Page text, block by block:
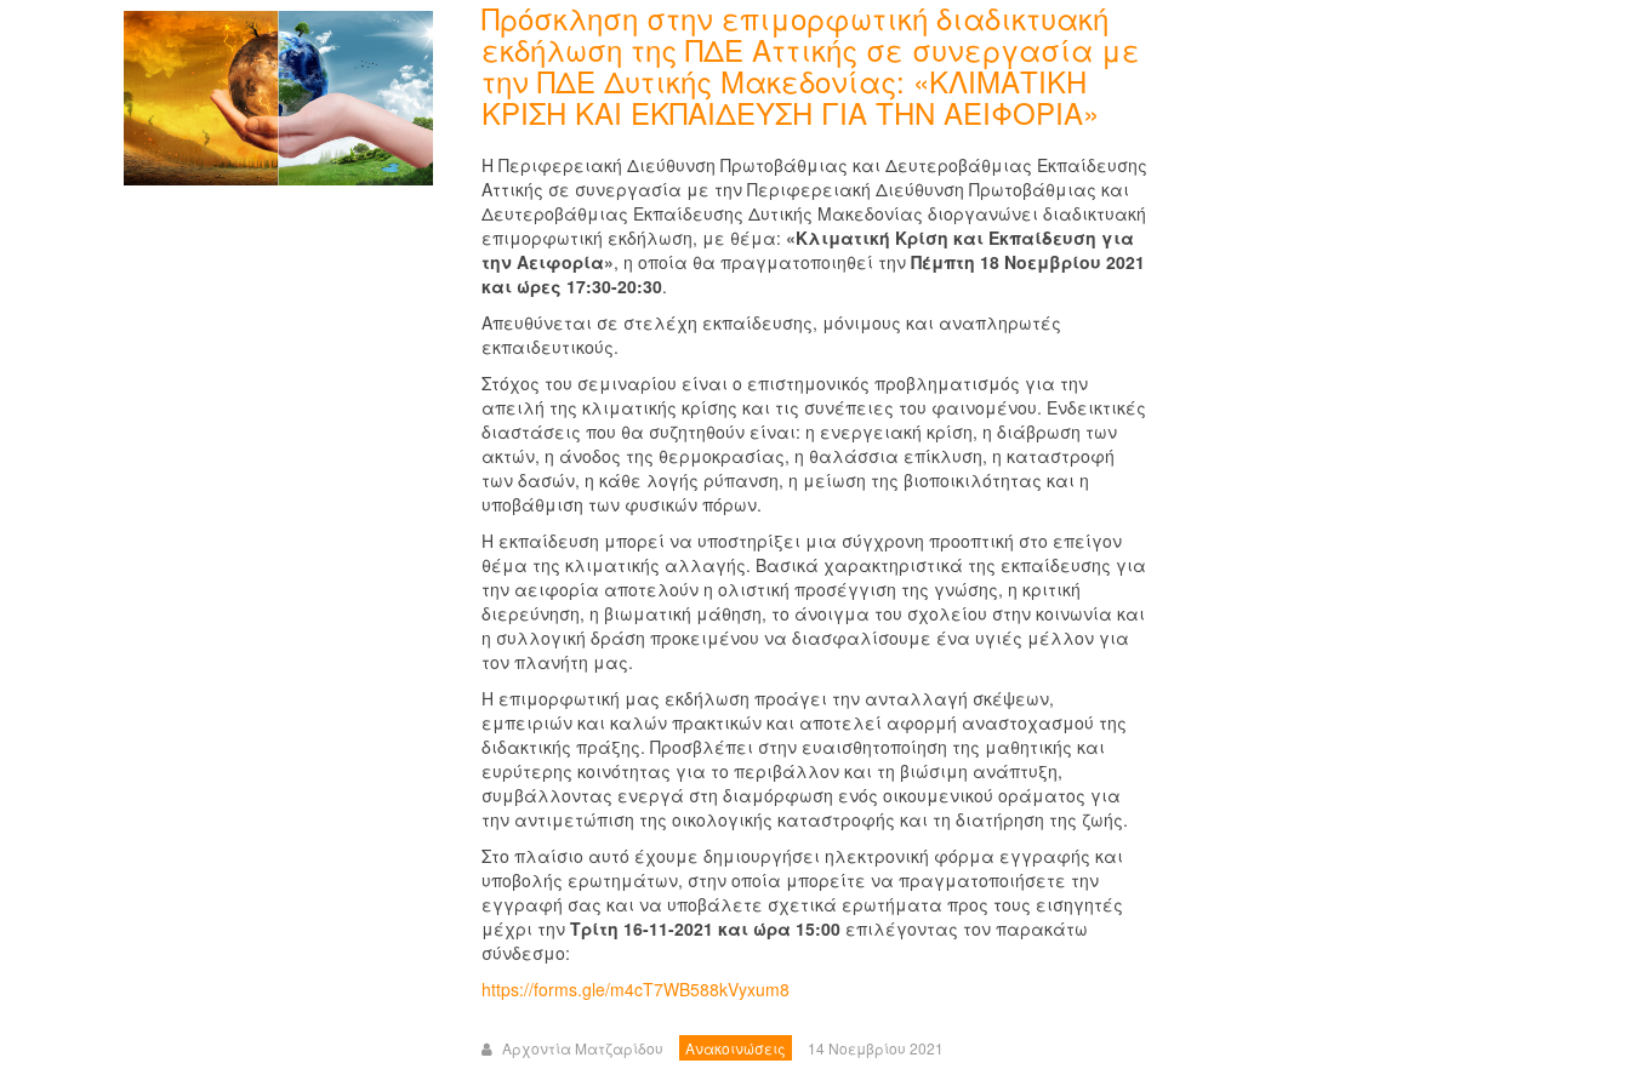
Πρόσκληση στην επιμορφωτική διαδικτυακή
εκδήλωση της ΠΔΕ Αττικής σε συνεργασία με
την ΠΔΕ Δυτικής Μακεδονίας: «ΚΛΙΜΑΤΙΚΗ
ΚΡΙΣΗ ΚΑΙ ΕΚΠΑΙΔΕΥΣΗ ΓΙΑ ΤΗΝ ΑΕΙΦΟΡΙΑ»
Η Περιφερειακή Διεύθυνση Πρωτοβάθμιας και Δευτεροβάθμιας Εκπαίδευσης
Αττικής σε συνεργασία με την Περιφερειακή Διεύθυνση Πρωτοβάθμιας και
Δευτεροβάθμιας Εκπαίδευσης Δυτικής Μακεδονίας διοργανώνει διαδικτυακή
επιμορφωτική εκδήλωση, με θέμα: «Κλιματική Κρίση και Εκπαίδευση για
την Αειφορία», η οποία θα πραγματοποιηθεί την Πέμπτη 18 Νοεμβρίου 2021
και ώρες 17:30-20:30.
Απευθύνεται σε στελέχη εκπαίδευσης, μόνιμους και αναπληρωτές
εκπαιδευτικούς.
Στόχος του σεμιναρίου είναι ο επιστημονικός προβληματισμός για την
απειλή της κλιματικής κρίσης και τις συνέπειες του φαινομένου. Ενδεικτικές
διαστάσεις που θα συζητηθούν είναι: η ενεργειακή κρίση, η διάβρωση των
ακτών, η άνοδος της θερμοκρασίας, η θαλάσσια επίκλυση, η καταστροφή
των δασών, η κάθε λογής ρύπανση, η μείωση της βιοποικιλότητας και η
υποβάθμιση των φυσικών πόρων.
Η εκπαίδευση μπορεί να υποστηρίξει μια σύγχρονη προοπτική στο επείγον
θέμα της κλιματικής αλλαγής. Βασικά χαρακτηριστικά της εκπαίδευσης για
την αειφορία αποτελούν η ολιστική προσέγγιση της γνώσης, η κριτική
διερεύνηση, η βιωματική μάθηση, το άνοιγμα του σχολείου στην κοινωνία και
η συλλογική δράση προκειμένου να διασφαλίσουμε ένα υγιές μέλλον για
τον πλανήτη μας.
Η επιμορφωτική μας εκδήλωση προάγει την ανταλλαγή σκέψεων,
εμπειριών και καλών πρακτικών και αποτελεί αφορμή αναστοχασμού της
διδακτικής πράξης. Προσβλέπει στην ευαισθητοποίηση της μαθητικής και
ευρύτερης κοινότητας για το περιβάλλον και τη βιώσιμη ανάπτυξη,
συμβάλλοντας ενεργά στη διαμόρφωση ενός οικουμενικού οράματος για
την αντιμετώπιση της οικολογικής καταστροφής και τη διατήρηση της ζωής.
Στο πλαίσιο αυτό έχουμε δημιουργήσει ηλεκτρονική φόρμα εγγραφής και
υποβολής ερωτημάτων, στην οποία μπορείτε να πραγματοποιήσετε την
εγγραφή σας και να υποβάλετε σχετικά ερωτήματα προς τους εισηγητές
μέχρι τηνΤρίτη 16-11-2021 και ώρα 15:00επιλέγοντας τον παρακάτω
σύνδεσμο:
https://forms.gle/m4cT7WB588kVyxum8
Αρχοντία Ματζαρίδου Ανακοινώσεις 14 Νοεμβρίου 2021